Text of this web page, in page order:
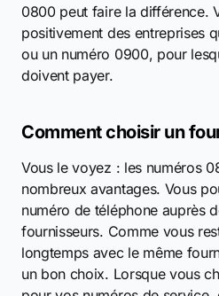
0800 peut faire la différence.
positivement des entreprises
ou un numéro 0900, pour
doivent payer.
Comment choisir un
Vous le voyez : les numéros
nombreux avantages. Vous
numéro de téléphone auprès
fournisseurs. Comme vous
longtemps avec le même
un bon choix. Lorsque vous